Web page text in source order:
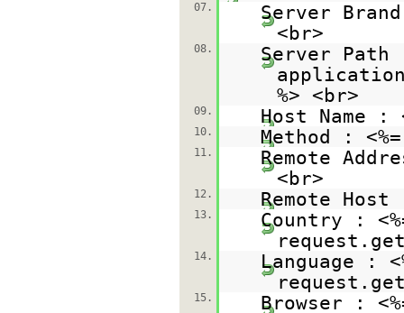
07.
Server
<br>
08.
Server Path
%> <br>
09. Host Name :
10. Method :
11.
Remote
<br>
12. Remote
13.
Country :
14.
Language :
15.
Browser :